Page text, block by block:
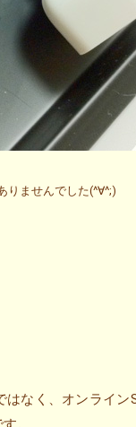
りませんでした(^∀^;)
なく、オンライ